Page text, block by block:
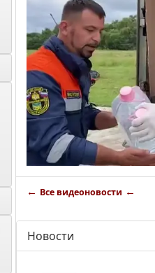
← Все видеоновости ←
Новости